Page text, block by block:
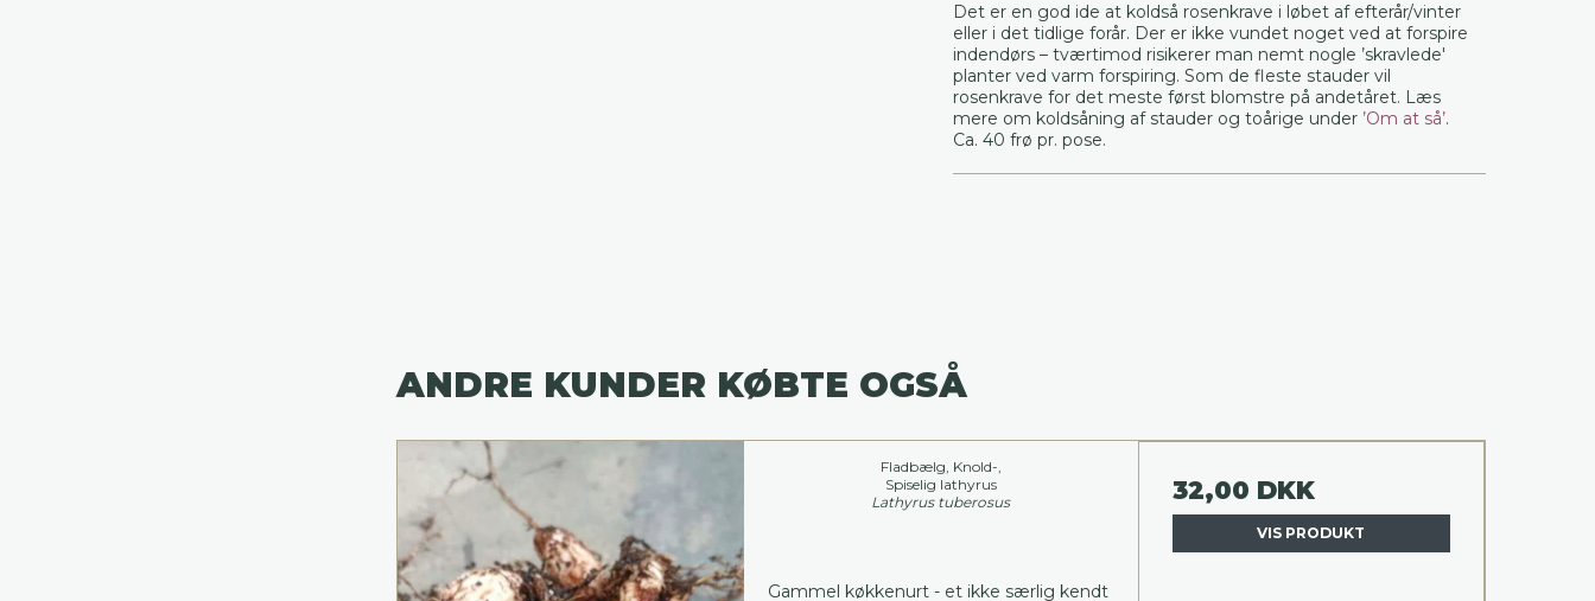
Det er en god ide at koldså rosenkrave i løbet af efterår/vinter
eller i det tidlige forår. Der er ikke vundet noget ved at forspire
indendørs – tværtimod risikerer man nemt nogle ’skravlede'
planter ved varm forspiring. Som de fleste stauder vil
rosenkrave for det meste først blomstre på andetåret. Læs
mere om koldsåning af stauder og toårige under ’Om at så’.
Ca. 40 frø pr. pose.
ANDRE KUNDER KØBTE OGSÅ
Fladbælg, Knold-,
Spiselig lathyrus
Lathyrus tuberosus
Gammel køkkenurt - et ikke særlig kendt
32,00 DKK
VIS PRODUKT